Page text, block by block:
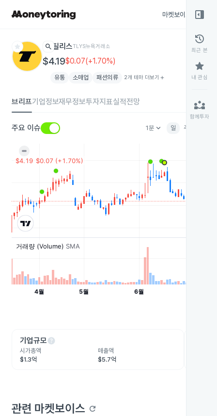
마켓보이스
star search 틸리스TLYS뉴욕거래소
$4.19$0.07(+1.70%)
유통 소매업 패션의류 2개 테마 더보기 add
브리프기업정보재무정보투자지표실적전망
주요 이슈 1분keyboard_arrow_down 일 주
기업규모help
시가총액
$1.3억
매출액
$5.7억
관련 마켓보이스 refresh
right_panel_open
history
최근 본
star
내 관심
partner_exchange
함께투자